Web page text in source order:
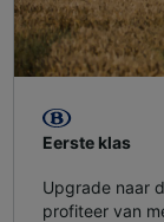
Eerste klas
Upgrade naar
profiteer van